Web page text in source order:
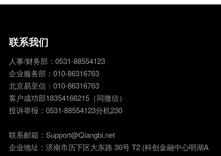
联系我们
人事/财务部：0531-88554123
企业服务部：010-86316763
北京易至信：010-86316763
客户成功部18354166215（同微信）
投诉举报：0531-88554123分机230
联系邮箱：Support@Qiangbi.net
企业地址：济南市历下区大东路 30号 T2 (科创金融中心明湖A